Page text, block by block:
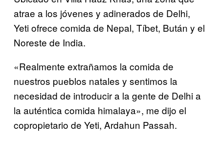
atrae a los jóvenes y adinerados de Delhi,
Yeti ofrece comida de Nepal, Tíbet, Bután y el
Noreste de India.
«Realmente extrañamos la comida de
nuestros pueblos natales y sentimos la
necesidad de introducir a la gente de Delhi a
la auténtica comida himalaya», me dijo el
copropietario de Yeti, Ardahun Passah.